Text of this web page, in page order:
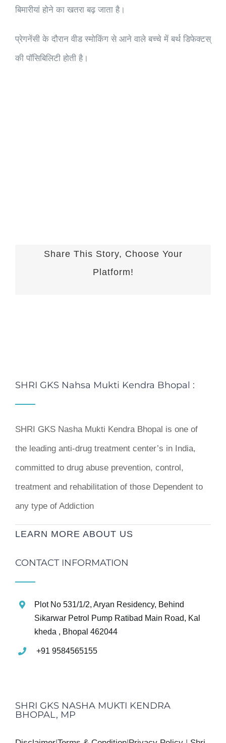
बिमारीयां होने का खतरा बढ़ जाता है।
प्रेगनेंसी के दौरान वीड स्मोकिंग से आने वाले बच्चे में बर्थ डिफेक्टस्
की पॉसिबिलिटी होती है।
Share This Story, Choose Your
Platform!
SHRI GKS Nahsa Mukti Kendra Bhopal :
SHRI GKS Nasha Mukti Kendra Bhopal is one of
the leading anti-drug treatment center’s in India,
committed to drug abuse prevention, control,
treatment and rehabilitation of those Dependent to
any type of Addiction
LEARN MORE ABOUT US
CONTACT INFORMATION
Plot No 531/1/2, Aryan Residency, Behind
Sikarwar Petrol Pump Ratibad Main Road, Kal
kheda , Bhopal 462044
+91 9584565155
SHRI GKS NASHA MUKTI KENDRA
BHOPAL, MP